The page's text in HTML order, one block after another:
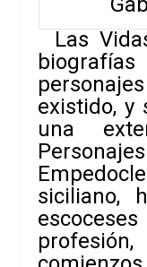
Las
existido, y
una
siciliano,